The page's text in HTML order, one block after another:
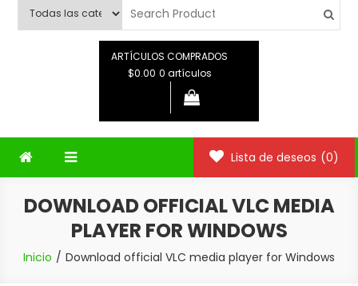
ARTÍCULOS COMPRADOS
$0.00 0 artículos
Lista de deseos (0)
DOWNLOAD OFFICIAL VLC MEDIA
PLAYER FOR WINDOWS
Inicio Download official VLC media player for Windows